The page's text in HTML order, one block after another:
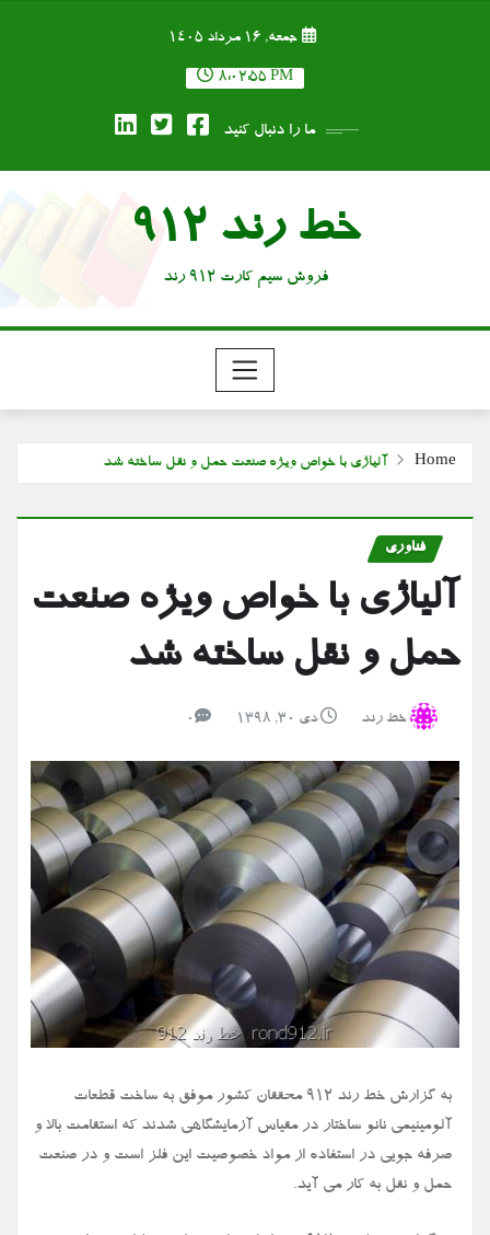
جمعه, ۱۶ مرداد ۱۴۰۵
8:02:57 PM
ما را دنبال کنید
خط رند 912
فروش سیم کارت 912 رند
Home آلیاژی با خواص ویژه صنعت حمل و نقل ساخته شد
فناوری
آلیاژی با خواص ویژه صنعت
حمل و نقل ساخته شد
خط رند دی ۳۰, ۱۳۹۸ 0
به گزارش خط رند ۹۱۲ محققان کشور موفق به ساخت قطعات
آلومینیمی نانو ساختار در مقیاس آزمایشگاهی شدند که استقامت بالا و
صرفه جویی در استفاده از مواد خصوصیت این فلز است و در صنعت
حمل و نقل به کار می آید.